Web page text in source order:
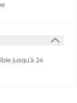
jusqu’à 24